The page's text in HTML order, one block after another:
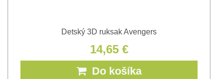
Detský 3D ruksak Avengers
14,65 €
Do košíka